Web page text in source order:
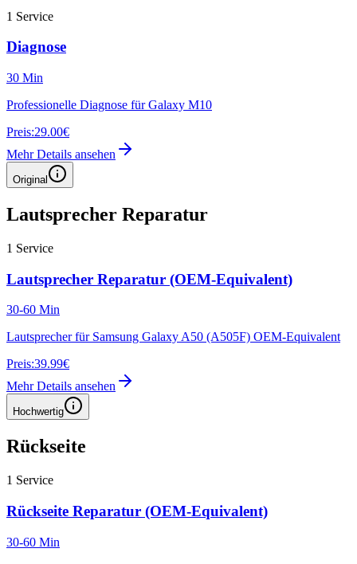
1 Service
Diagnose
30 Min
Professionelle Diagnose für Galaxy M10
Preis:29.00€
Mehr Details ansehen
Original
Lautsprecher Reparatur
1 Service
Lautsprecher Reparatur (OEM-Equivalent)
30-60 Min
Lautsprecher für Samsung Galaxy A50 (A505F) OEM-Equivalent
Preis:39.99€
Mehr Details ansehen
Hochwertig
Rückseite
1 Service
Rückseite Reparatur (OEM-Equivalent)
30-60 Min